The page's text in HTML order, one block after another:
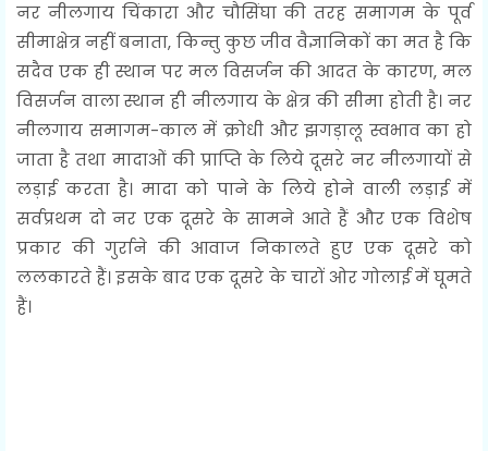
नर नीलगाय चिंकारा और चौसिंघा की तरह समागम के पूर्व
सीमाक्षेत्र नहीं बनाता, किन्तु कुछ जीव वैज्ञानिकों का मत है कि
सदैव एक ही स्थान पर मल विसर्जन की आदत के कारण, मल
विसर्जन वाला स्थान ही नीलगाय के क्षेत्र की सीमा होती है। नर
नीलगाय समागम-काल में क्रोधी और झगड़ालू स्वभाव का हो
जाता है तथा मादाओं की प्राप्ति के लिये दूसरे नर नीलगायों से
लड़ाई करता है। मादा को पाने के लिये होने वाली लड़ाई में
सर्वप्रथम दो नर एक दूसरे के सामने आते हैं और एक विशेष
प्रकार की गुर्राने की आवाज निकालते हुए एक दूसरे को
ललकारते हैं। इसके बाद एक दूसरे के चारों ओर गोलाई में घूमते
हैं।